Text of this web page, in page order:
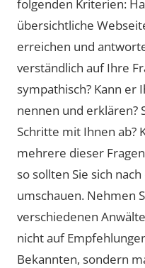
folgenden Kriterien:
übersichtliche
erreichen und
verständlich auf Ihre
sympathisch? Kann er
nennen und erklären?
Schritte mit Ihnen ab?
mehrere dieser
so sollten Sie sich
umschauen. Nehmen
verschiedenen
nicht auf
Bekannten, sondern